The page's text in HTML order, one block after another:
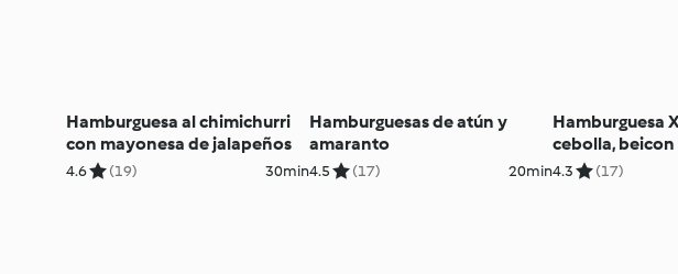
Hamburguesa al chimichurri
con mayonesa de jalapeños
4.6 (19) 30min
Hamburguesas de atún y
amaranto
4.5 (17) 20min
Hamburguesa
cebolla, beicon
4.3 (17)